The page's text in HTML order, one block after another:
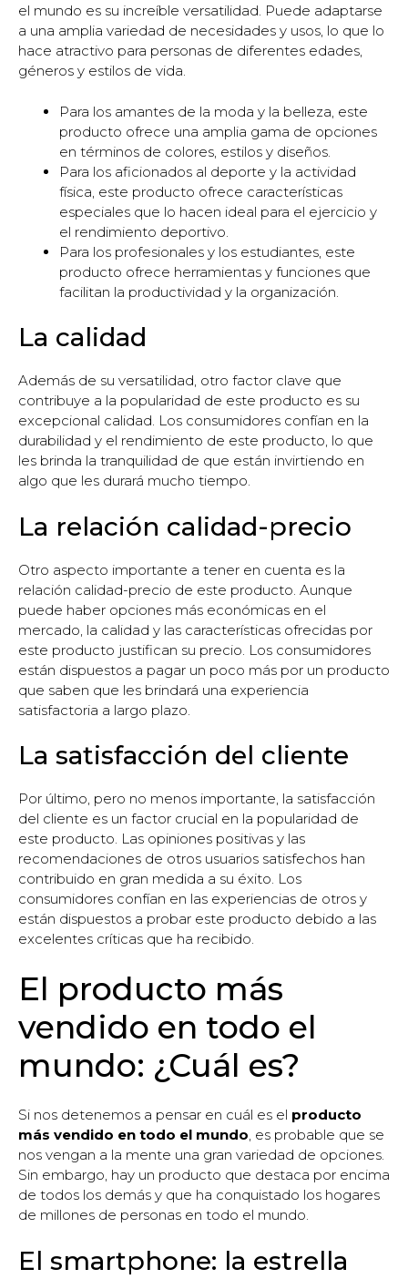
el mundo es su increíble versatilidad. Puede adaptarse
a una amplia variedad de necesidades y usos, lo que lo
hace atractivo para personas de diferentes edades,
géneros y estilos de vida.
Para los amantes de la moda y la belleza, este
producto ofrece una amplia gama de opciones
en términos de colores, estilos y diseños.
Para los aficionados al deporte y la actividad
física, este producto ofrece características
especiales que lo hacen ideal para el ejercicio y
el rendimiento deportivo.
Para los profesionales y los estudiantes, este
producto ofrece herramientas y funciones que
facilitan la productividad y la organización.
La calidad
Además de su versatilidad, otro factor clave que
contribuye a la popularidad de este producto es su
excepcional calidad. Los consumidores confían en la
durabilidad y el rendimiento de este producto, lo que
les brinda la tranquilidad de que están invirtiendo en
algo que les durará mucho tiempo.
La relación calidad-precio
Otro aspecto importante a tener en cuenta es la
relación calidad-precio de este producto. Aunque
puede haber opciones más económicas en el
mercado, la calidad y las características ofrecidas por
este producto justifican su precio. Los consumidores
están dispuestos a pagar un poco más por un producto
que saben que les brindará una experiencia
satisfactoria a largo plazo.
La satisfacción del cliente
Por último, pero no menos importante, la satisfacción
del cliente es un factor crucial en la popularidad de
este producto. Las opiniones positivas y las
recomendaciones de otros usuarios satisfechos han
contribuido en gran medida a su éxito. Los
consumidores confían en las experiencias de otros y
están dispuestos a probar este producto debido a las
excelentes críticas que ha recibido.
El producto más
vendido en todo el
mundo: ¿Cuál es?
Si nos detenemos a pensar en cuál es el producto
más vendido en todo el mundo, es probable que se
nos vengan a la mente una gran variedad de opciones.
Sin embargo, hay un producto que destaca por encima
de todos los demás y que ha conquistado los hogares
de millones de personas en todo el mundo.
El smartphone: la estrella